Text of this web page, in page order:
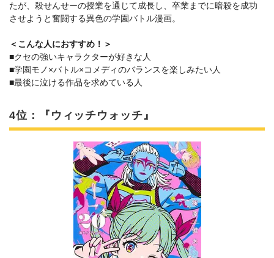
たが、殺せんせーの授業を通じて成長し、卒業までに暗殺を成功
させようと奮闘する異色の学園バトル漫画。
＜こんな人におすすめ！＞
■クセの強いキャラクターが好きな人
■学園モノ×バトル×コメディのバランスを楽しみたい人
■最後に泣ける作品を求めている人
4位：『ウィッチウォッチ』